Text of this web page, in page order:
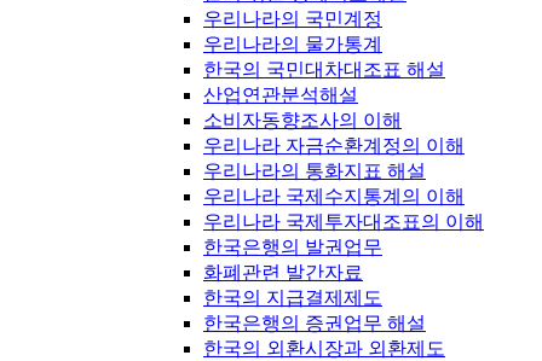
우리나라의 국민계정
우리나라의 물가통계
한국의 국민대차대조표 해설
산업연관분석해설
소비자동향조사의 이해
우리나라 자금순환계정의 이해
우리나라의 통화지표 해설
우리나라 국제수지통계의 이해
우리나라 국제투자대조표의 이해
한국은행의 발권업무
화폐관련 발간자료
한국의 지급결제제도
한국은행의 증권업무 해설
한국의 외환시장과 외환제도